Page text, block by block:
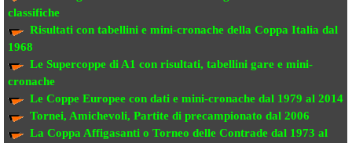
classifiche
Risultati con tabellini e mini-cronache della Coppa Italia dal
1968
Le Supercoppe di A1 con risultati, tabellini gare e mini-
cronache
Le Coppe Europee con dati e mini-cronache dal 1979 al 2014
Tornei, Amichevoli, Partite di precampionato dal 2006
La Coppa Affigasanti o Torneo delle Contrade dal 1973 al